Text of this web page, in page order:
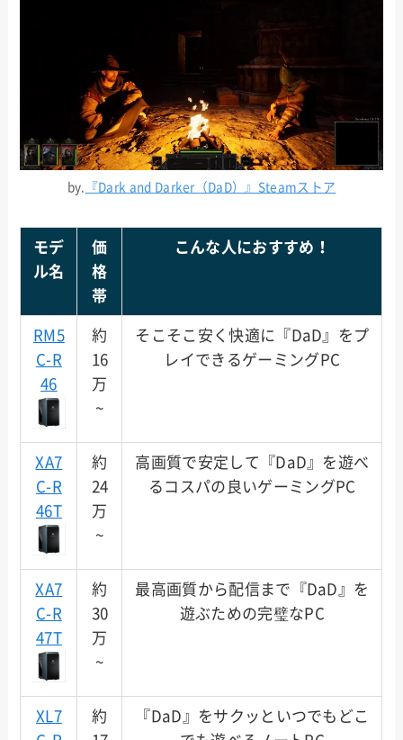
by. 『Dark and Darker（DaD）』Steamストア
モデ
ル名
価
格
帯
こんな人におすすめ！
RM5
C-R
46
約
16
万
~
そこそこ安く快適に『DaD』をプ
レイできるゲーミングPC
XA7
C-R
46T
約
24
万
~
高画質で安定して『DaD』を遊べ
るコスパの良いゲーミングPC
XA7
C-R
47T
約
30
万
~
最高画質から配信まで『DaD』を
遊ぶための完璧なPC
XL7
約
『DaD』をサクッといつでもどこ